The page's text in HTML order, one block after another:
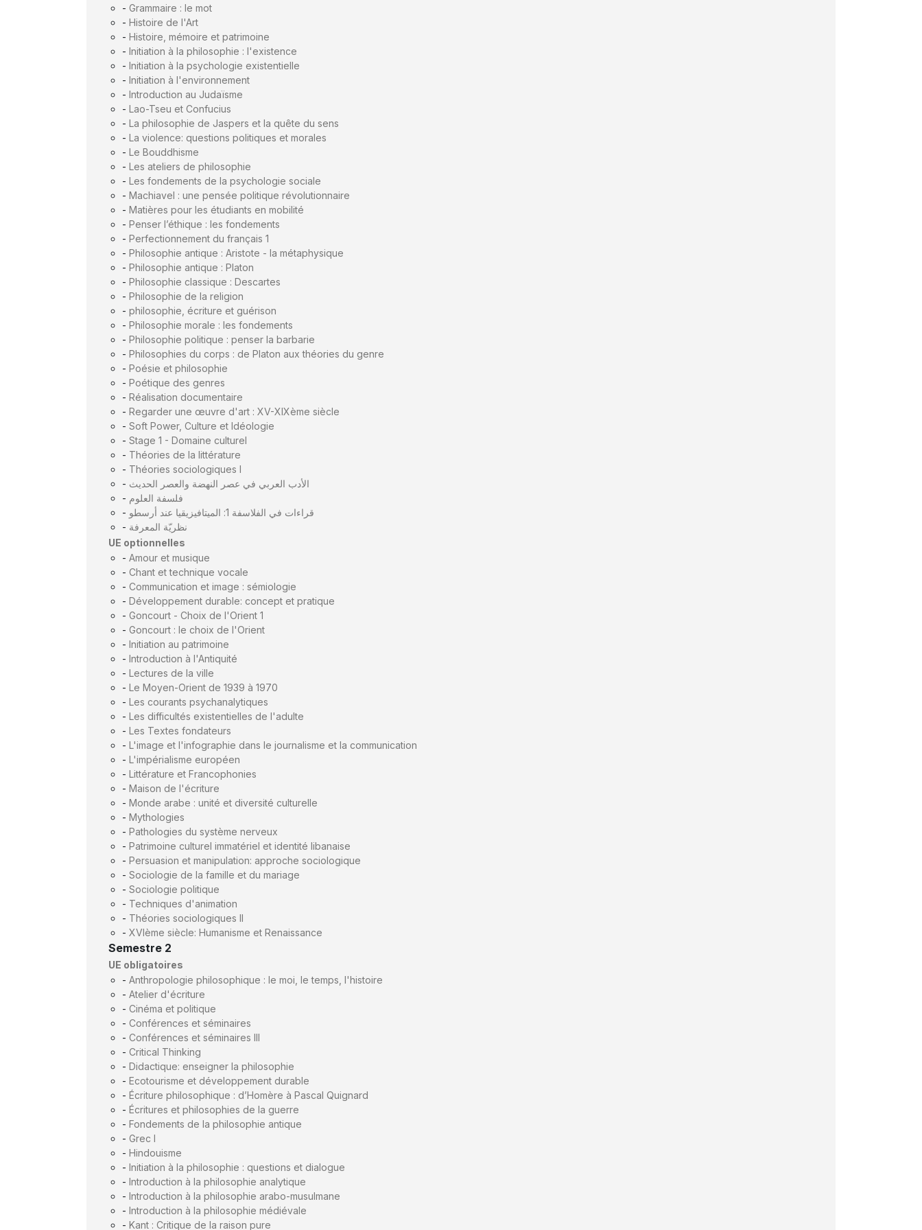
- Grammaire : le mot
- Histoire de l'Art
- Histoire, mémoire et patrimoine
- Initiation à la philosophie : l'existence
- Initiation à la psychologie existentielle
- Initiation à l'environnement
- Introduction au Judaïsme
- Lao-Tseu et Confucius
- La philosophie de Jaspers et la quête du sens
- La violence: questions politiques et morales
- Le Bouddhisme
- Les ateliers de philosophie
- Les fondements de la psychologie sociale
- Machiavel : une pensée politique révolutionnaire
- Matières pour les étudiants en mobilité
- Penser l’éthique : les fondements
- Perfectionnement du français 1
- Philosophie antique : Aristote - la métaphysique
- Philosophie antique : Platon
- Philosophie classique : Descartes
- Philosophie de la religion
- philosophie, écriture et guérison
- Philosophie morale : les fondements
- Philosophie politique : penser la barbarie
- Philosophies du corps : de Platon aux théories du genre
- Poésie et philosophie
- Poétique des genres
- Réalisation documentaire
- Regarder une œuvre d'art : XV-XIXème siècle
- Soft Power, Culture et Idéologie
- Stage 1 - Domaine culturel
- Théories de la littérature
- Théories sociologiques I
- الأدب العربي في عصر النهضة والعصر الحديث
- فلسفة العلوم
-
قراءات في الفلاسفة 1: الميتافيزيقيا عند أرسطو
- نظريّة المعرفة
UE optionnelles
- Amour et musique
- Chant et technique vocale
- Communication et image : sémiologie
- Développement durable: concept et pratique
- Goncourt - Choix de l'Orient 1
- Goncourt : le choix de l'Orient
- Initiation au patrimoine
- Introduction à l'Antiquité
- Lectures de la ville
- Le Moyen-Orient de 1939 à 1970
- Les courants psychanalytiques
- Les difficultés existentielles de l'adulte
- Les Textes fondateurs
- L'image et l'infographie dans le journalisme et la communication
- L'impérialisme européen
- Littérature et Francophonies
- Maison de l'écriture
- Monde arabe : unité et diversité culturelle
- Mythologies
- Pathologies du système nerveux
- Patrimoine culturel immatériel et identité libanaise
- Persuasion et manipulation: approche sociologique
- Sociologie de la famille et du mariage
- Sociologie politique
- Techniques d'animation
- Théories sociologiques II
- XVIème siècle: Humanisme et Renaissance
Semestre 2
UE obligatoires
- Anthropologie philosophique : le moi, le temps, l'histoire
- Atelier d'écriture
- Cinéma et politique
- Conférences et séminaires
- Conférences et séminaires III
- Critical Thinking
- Didactique: enseigner la philosophie
- Ecotourisme et développement durable
- Écriture philosophique : d’Homère à Pascal Quignard
- Écritures et philosophies de la guerre
- Fondements de la philosophie antique
- Grec I
- Hindouisme
- Initiation à la philosophie : questions et dialogue
- Introduction à la philosophie analytique
- Introduction à la philosophie arabo-musulmane
- Introduction à la philosophie médiévale
- Kant : Critique de la raison pure